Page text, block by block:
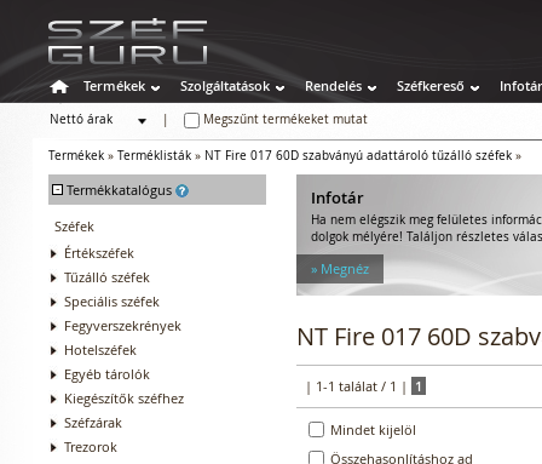
Termékek Szolgáltatások Rendelés Széfkereső Infotár
Nettó árak
Megszűnt termékeket mutat
Termékek » Terméklisták » NT Fire 017 60D szabványú adattároló tűzálló széfek »
- Termékkatalógus
Széfek
Értékszéfek
Tűzálló széfek
Speciális széfek
Fegyverszekrények
Hotelszéfek
Egyéb tárolók
Kiegészítők széfhez
Széfzárak
Trezorok
Infotár
Ha nem elégszik meg felületes
dolgok mélyére! Találjon részletes
» Megnéz
NT Fire 017 60D
| 1-1 találat / 1 | 1
Mindet kijelöl
Összehasonlításhoz ad